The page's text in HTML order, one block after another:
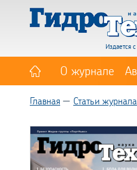
Издается
О журнале
Главная Статьи журнала